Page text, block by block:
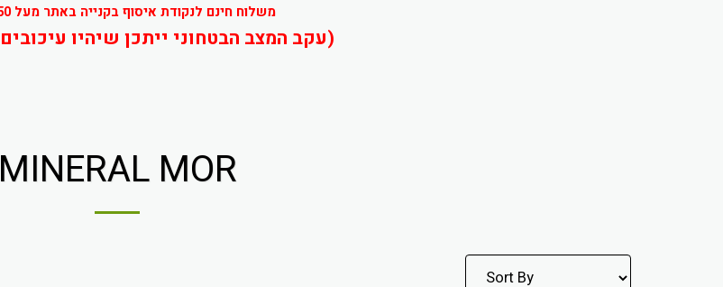
משלוח חינם לנקודת איסוף בקנייה באתר מעל 350 ש''ח
(עקב המצב הבטחוני ייתכן שיהיו עיכובים במשלוחים)
MINERAL MOR